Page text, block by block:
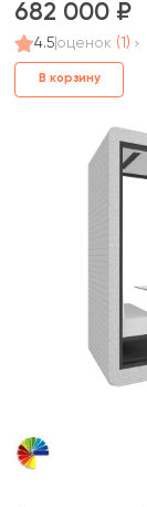
682 000
4.5 оценок (1)
В корзину